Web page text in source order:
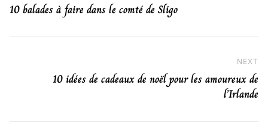
10 balades à faire dans le comté de Sligo
NEXT
10 idées de cadeaux de noël pour les amoureux de
l’Irlande